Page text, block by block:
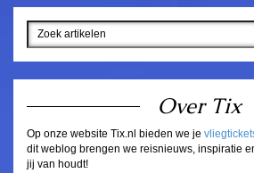
Over Tix
Op onze website Tix.nl bieden we je
dit weblog brengen we reisnieuws, inspiratie
jij van houdt!